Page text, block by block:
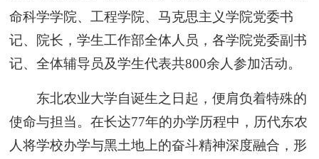
命科学学院、工程学院、马克思主义学院党委书
记、院长，学生工作部全体人员，各学院党委副书
记、全体辅导员及学生代表共800余人参加活动。
东北农业大学自诞生之日起，便肩负着特殊的
使命与担当。在长达77年的办学历程中，历代东农
人将学校办学与黑土地上的奋斗精神深度融合，形